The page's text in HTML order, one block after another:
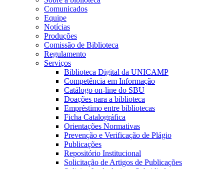
Comunicados
Equipe
Notícias
Produções
Comissão de Biblioteca
Regulamento
Serviços
Biblioteca Digital da UNICAMP
Competência em Informação
Catálogo on-line do SBU
Doações para a biblioteca
Empréstimo entre bibliotecas
Ficha Catalográfica
Orientações Normativas
Prevenção e Verificação de Plágio
Publicações
Repositório Institucional
Solicitação de Artigos de Publicações